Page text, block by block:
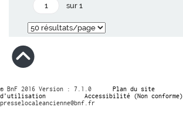
sur 1
© BnF 2016 Version : 7.1.0 Plan du site
d’utilisation
Accessibilité (Non conforme)
presselocaleancienne@bnf.fr